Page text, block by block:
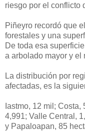
riesgo por el conflicto
Piñeyro recordó que
forestales y una
De toda esa
a arbolado mayor y el
La distribución por
afectadas, es la
Iastmo, 12 mil; Costa,
4,991; Valle Central,
y Papaloapan, 85